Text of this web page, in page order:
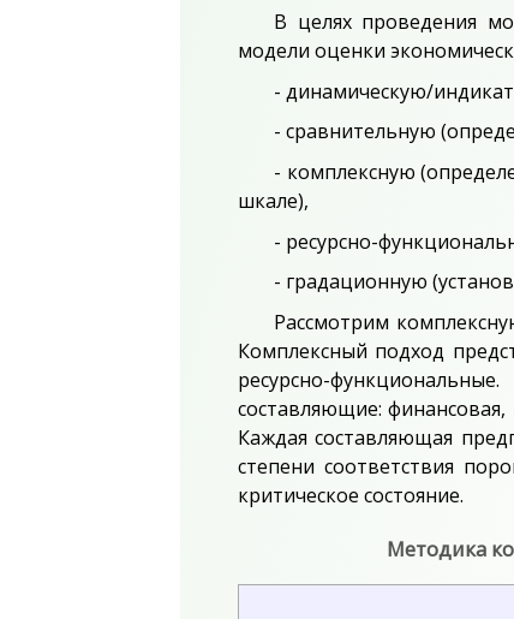
В целях проведения
модели оценки
- динамическую/
- сравнительную
- комплексную
шкале),
- ресурсно-
- градационную
Рассмотрим
Комплексный подход
ресурсно-
составляющие: финансовая,
Каждая составляющая
степени соответствия
критическое состояние.
Методика